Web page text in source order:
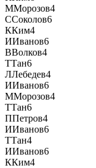
ММорозов4
ССоколов6
ККим4
ИИванов6
ВВолков4
ТТан6
ЛЛебедев4
ИИванов6
ММорозов4
ТТан6
ППетров4
ИИванов6
ТТан4
ИИванов6
ККим4